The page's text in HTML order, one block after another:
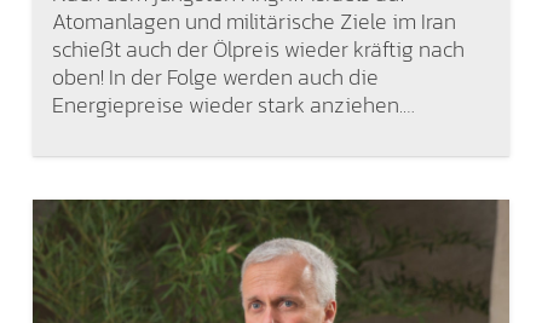
Atomanlagen und militärische Ziele im Iran
schießt auch der Ölpreis wieder kräftig nach
oben! In der Folge werden auch die
Energiepreise wieder stark anziehen.…